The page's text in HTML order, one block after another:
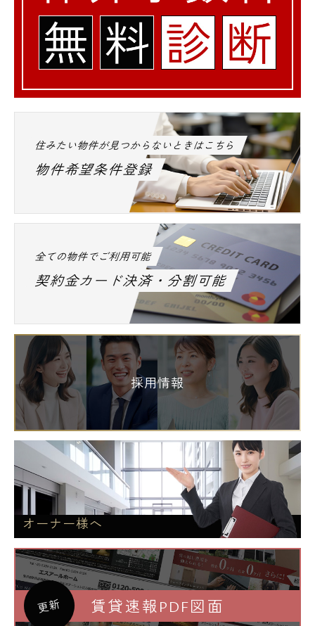
住みたい物件が見つからないときはこちら
物件希望条件登録
全ての物件でご利用可能
契約金カード決済・分割可能
採用情報
オーナー様へ
更新 賃貸速報PDF図面